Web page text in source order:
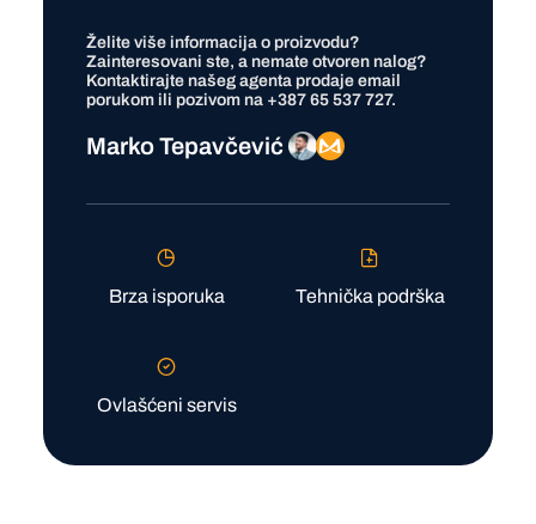
Želite više informacija o proizvodu?
Zainteresovani ste, a nemate otvoren nalog?
Kontaktirajte našeg agenta prodaje email
porukom ili pozivom na +387 65 537 727.
Marko Tepavčević
Brza isporuka Tehnička podrška
Ovlašćeni servis